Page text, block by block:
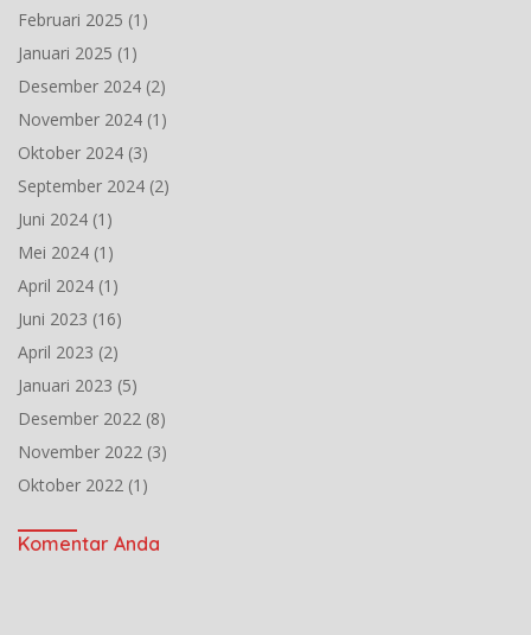
Februari 2025 (1)
Januari 2025 (1)
Desember 2024 (2)
November 2024 (1)
Oktober 2024 (3)
September 2024 (2)
Juni 2024 (1)
Mei 2024 (1)
April 2024 (1)
Juni 2023 (16)
April 2023 (2)
Januari 2023 (5)
Desember 2022 (8)
November 2022 (3)
Oktober 2022 (1)
Komentar Anda